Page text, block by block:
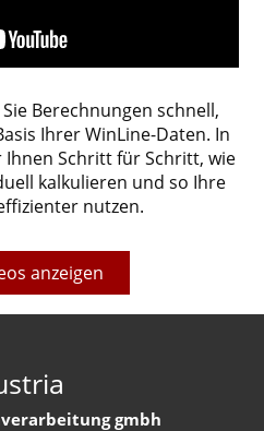
Berechnungen schnell,
Ihrer WinLine-Daten. In
Ihnen Schritt für Schritt, wie
kalkulieren und so Ihre
nutzen.
anzeigen
gmbh